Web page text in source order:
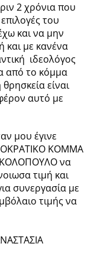
2 χρόνια που
του
και να μην
και με κανένα
ιδεολόγος
από το κόμμα
είναι
αυτό με
μου έγινε
ΚΟΜΜΑ
να
τιμή και
συνεργασία με
τιμής να